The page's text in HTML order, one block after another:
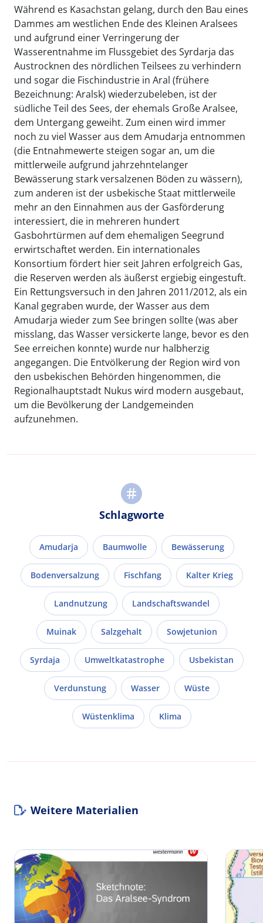
Während es Kasachstan gelang, durch den Bau eines
Dammes am westlichen Ende des Kleinen Aralsees
und aufgrund einer Verringerung der
Wasserentnahme im Flussgebiet des Syrdarja das
Austrocknen des nördlichen Teilsees zu verhindern
und sogar die Fischindustrie in Aral (frühere
Bezeichnung: Aralsk) wiederzubeleben, ist der
südliche Teil des Sees, der ehemals Große Aralsee,
dem Untergang geweiht. Zum einen wird immer
noch zu viel Wasser aus dem Amudarja entnommen
(die Entnahmewerte steigen sogar an, um die
mittlerweile aufgrund jahrzehntelanger
Bewässerung stark versalzenen Böden zu wässern),
zum anderen ist der usbekische Staat mittlerweile
mehr an den Einnahmen aus der Gasförderung
interessiert, die in mehreren hundert
Gasbohrtürmen auf dem ehemaligen Seegrund
erwirtschaftet werden. Ein internationales
Konsortium fördert hier seit Jahren erfolgreich Gas,
die Reserven werden als äußerst ergiebig eingestuft.
Ein Rettungsversuch in den Jahren 2011/2012, als ein
Kanal gegraben wurde, der Wasser aus dem
Amudarja wieder zum See bringen sollte (was aber
misslang, das Wasser versickerte lange, bevor es den
See erreichen konnte) wurde nur halbherzig
angegangen. Die Entvölkerung der Region wird von
den usbekischen Behörden hingenommen, die
Regionalhauptstadt Nukus wird modern ausgebaut,
um die Bevölkerung der Landgemeinden
aufzunehmen.
Schlagworte
Amudarja Baumwolle Bewässerung
Bodenversalzung Fischfang Kalter Krieg
Landnutzung Landschaftswandel
Muinak Salzgehalt Sowjetunion
Syrdaja Umweltkatastrophe Usbekistan
Verdunstung Wasser Wüste
Wüstenklima Klima
Weitere Materialien